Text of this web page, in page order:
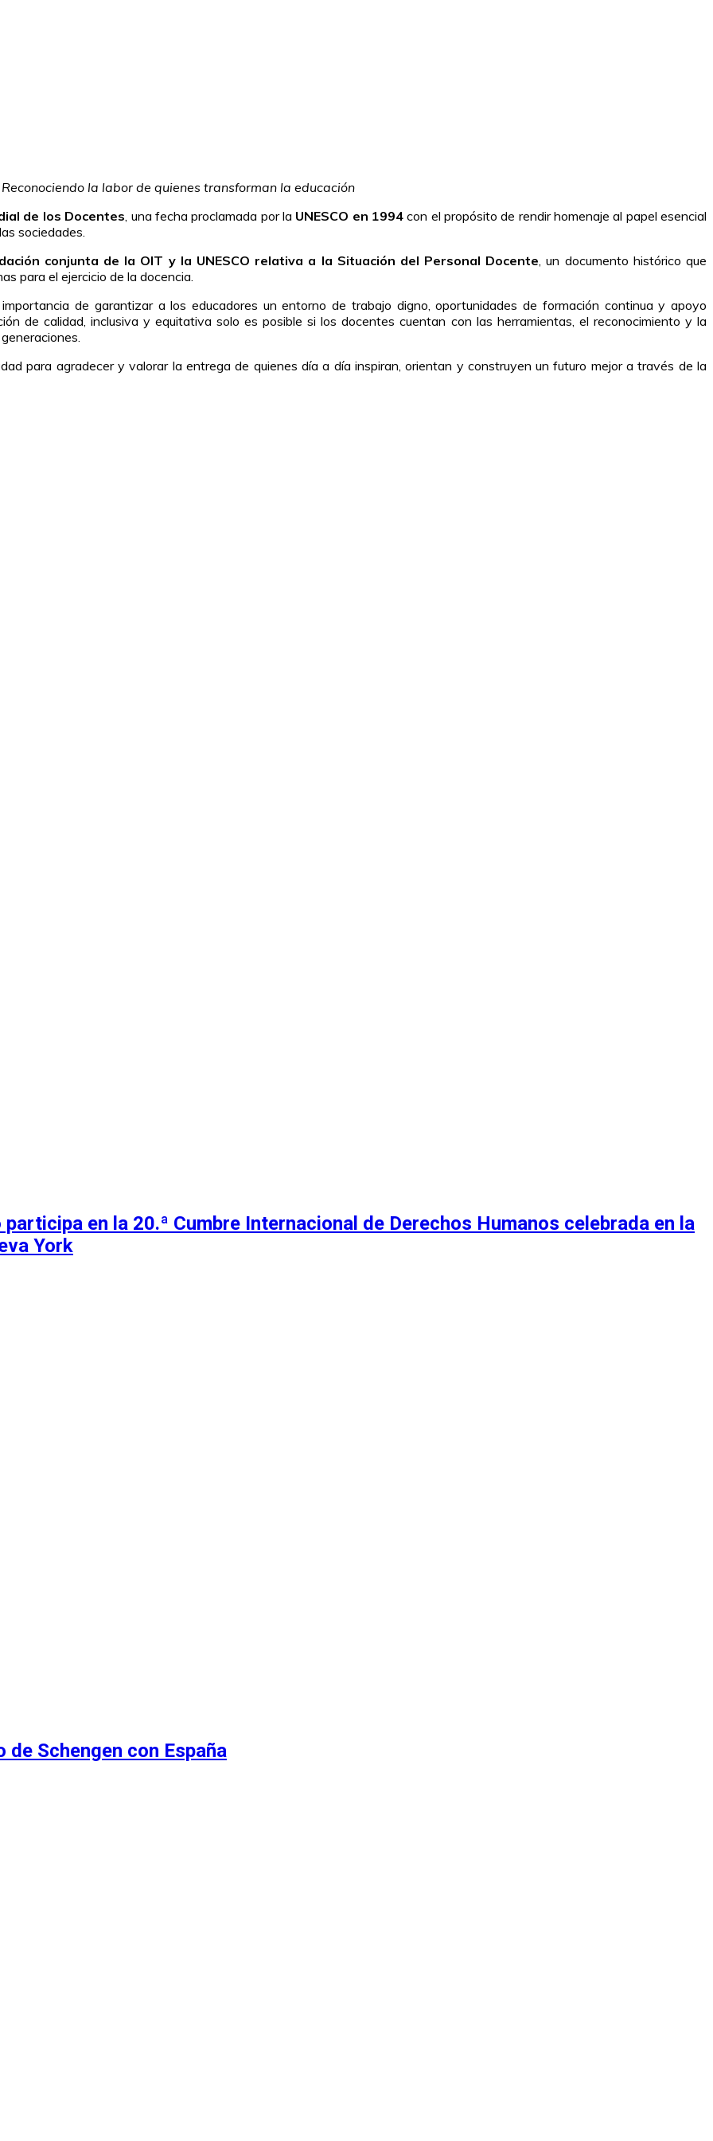
Reconociendo la labor de quienes transforman la educación
de los Docentes , una fecha proclamada por la UNESCO en 1994con el propósito de rendir homenaje al papel esencial
sociedades.
conjunta de la OIT y la UNESCO relativa a la Situación del Personal Docente , un documento histórico que
para el ejercicio de la docencia.
de garantizar a los educadores un entorno de trabajo digno, oportunidades de formación continua y apoyo
de calidad, inclusiva y equitativa solo es posible si los docentes cuentan con las herramientas, el reconocimiento y la
para agradecer y valorar la entrega de quienes día a día inspiran, orientan y construyen un futuro mejor a través de la
en la 20.ª Cumbre Internacional de Derechos Humanos celebrada en la
York
Schengen con España